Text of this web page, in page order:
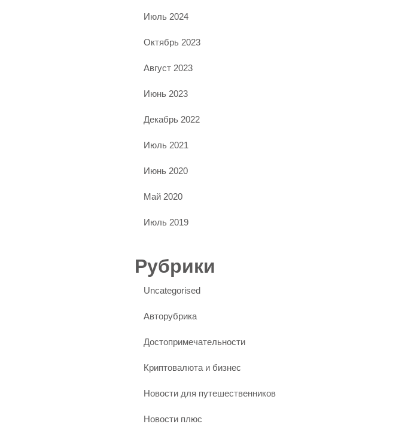
Июль 2024
Октябрь 2023
Август 2023
Июнь 2023
Декабрь 2022
Июль 2021
Июнь 2020
Май 2020
Июль 2019
Рубрики
Uncategorised
Авторубрика
Достопримечательности
Криптовалюта и бизнес
Новости для путешественников
Новости плюс